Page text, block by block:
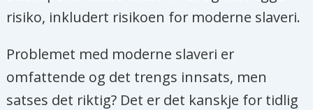
nå seniorrådgiver iWorld Resources
Arne Strand , forskningsdirektør
ved Chr. Michelsens institutt
risiko, inkludert risikoen for moderne slaveri.
Problemet med moderne slaveri er
omfattende og det trengs innsats, men
satses det riktig? Det er det kanskje for tidlig